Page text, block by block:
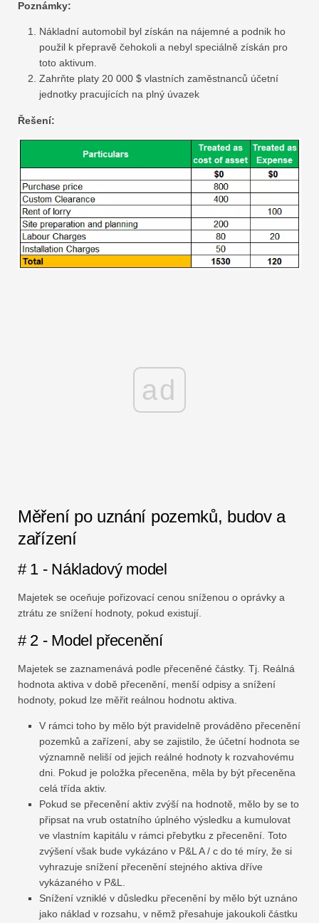
Poznámky:
Nákladní automobil byl získán na nájemné a podnik ho
použil k přepravě čehokoli a nebyl speciálně získán pro
toto aktivum.
Zahrňte platy 20 000 $ vlastních zaměstnanců účetní
jednotky pracujících na plný úvazek
Řešení:
ad
Měření po uznání pozemků, budov a
zařízení
# 1 - Nákladový model
Majetek se oceňuje pořizovací cenou sníženou o oprávky a
ztrátu ze snížení hodnoty, pokud existují.
# 2 - Model přecenění
Majetek se zaznamenává podle přeceněné částky. Tj. Reálná
hodnota aktiva v době přecenění, menší odpisy a snížení
hodnoty, pokud lze měřit reálnou hodnotu aktiva.
V rámci toho by mělo být pravidelně prováděno přecenění
pozemků a zařízení, aby se zajistilo, že účetní hodnota se
významně neliší od jejich reálné hodnoty k rozvahovému
dni. Pokud je položka přeceněna, měla by být přeceněna
celá třída aktiv.
Pokud se přecenění aktiv zvýší na hodnotě, mělo by se to
připsat na vrub ostatního úplného výsledku a kumulovat
ve vlastním kapitálu v rámci přebytku z přecenění. Toto
zvýšení však bude vykázáno v P&L A / c do té míry, že si
vyhrazuje snížení přecenění stejného aktiva dříve
vykázaného v P&L.
Snížení vzniklé v důsledku přecenění by mělo být uznáno
jako náklad v rozsahu, v němž přesahuje jakoukoli částku